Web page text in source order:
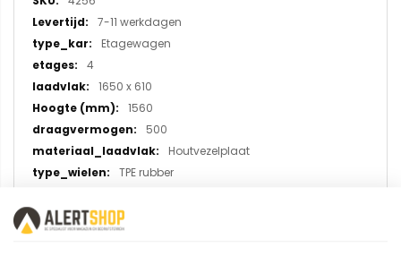
7-11 werkdagen
Etagewagen
4
1650 x 610
1560
500
Houtvezelplaat
TPE rubber